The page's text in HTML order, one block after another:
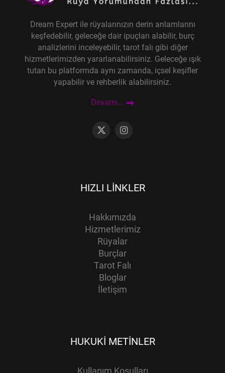
Dream Expert ile rüyalarınızın derin anlamlarını
keşfedebilir, geleceğe dair ipuçları alabilir, burç
analizlerini inceleyebilir, tarot falı gibi diğer
hizmetlerimizden yararlanabilirsiniz. Geleceğe ışık
tutan bu platformda aynı zamanda, içsel keşifler
yapabilir ve rehberlik alabilirsiniz.
Devamı...
HIZLI LINKLER
Hakkımızda
Hizmetlerimiz
Rüyalar
Burçlar
Tarot Falı
Bloglar
İletişim
HUKUKI METINLER
Kullanım Koşulları